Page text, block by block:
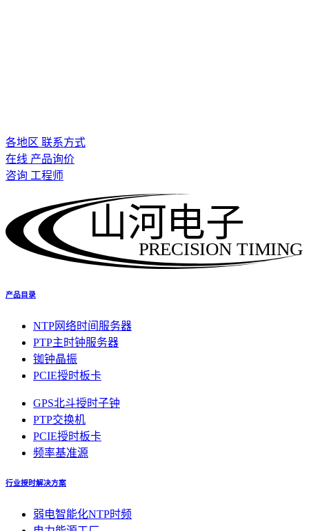
各地区 联系方式
在线 产品询价
咨询 工程师
PRECISION TIMING
山河电子
产品目录
NTP网络时间服务器
PTP主时钟服务器
铷钟晶振
PCIE授时板卡
GPS北斗授时子钟
PTP交换机
PCIE授时板卡
频率基准源
行业授时解决方案
弱电智能化NTP时频